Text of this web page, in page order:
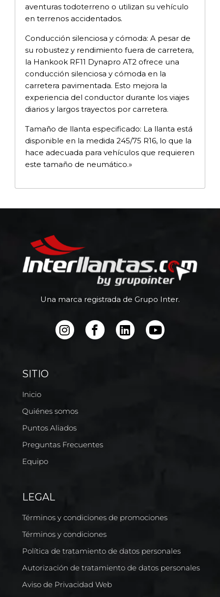
aventuras todoterreno o utilizan su vehículo
en terrenos accidentados.
Conducción silenciosa y cómoda: A pesar de
su robustez y rendimiento fuera de carretera,
la Hankook RF11 Dynapro AT2 ofrece una
conducción silenciosa y cómoda en la
carretera pavimentada. Esto mejora la
experiencia del conductor durante los viajes
diarios y largos trayectos por carretera.
Tamaño de llanta especificado: La llanta está
disponible en la medida 245/75 R16, lo que la
hace adecuada para vehículos que requieren
este tamaño de neumático.»
Una marca registrada de Grupo Inter.
SITIO
Inicio
Quiénes somos
Puntos Aliados
Preguntas Frecuentes
Equipo
LEGAL
Términos y condiciones de promociones
Términos y condiciones
Política de tratamiento de datos personales
Autorización de tratamiento de datos personales
Aviso de Privacidad Web